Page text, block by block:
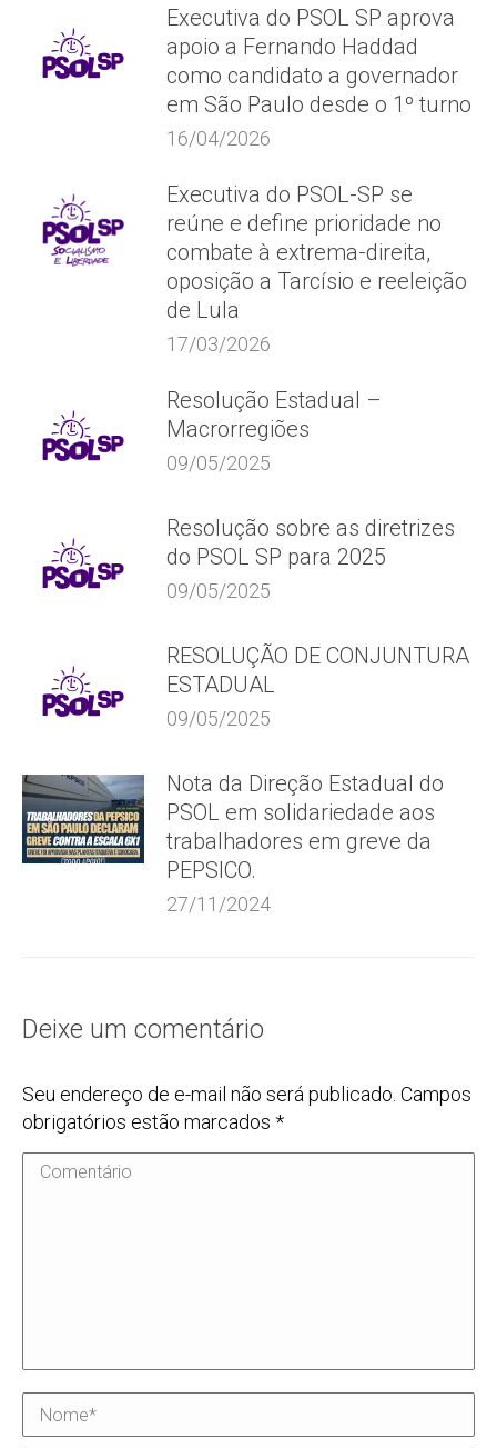
Executiva do PSOL SP aprova
apoio a Fernando Haddad
como candidato a governador
em São Paulo desde o 1º turno
16/04/2026
Executiva do PSOL-SP se
reúne e define prioridade no
combate à extrema-direita,
oposição a Tarcísio e reeleição
de Lula
17/03/2026
Resolução Estadual –
Macrorregiões
09/05/2025
Resolução sobre as diretrizes
do PSOL SP para 2025
09/05/2025
RESOLUÇÃO DE CONJUNTURA
ESTADUAL
09/05/2025
Nota da Direção Estadual do
PSOL em solidariedade aos
trabalhadores em greve da
PEPSICO.
27/11/2024
Deixe um comentário
Seu endereço de e-mail não será publicado. Campos
obrigatórios estão marcados *
Comentário
Nome *